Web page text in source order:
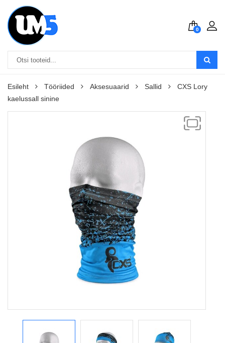
0
Esileht Tööriided Aksesuaarid Sallid
CXS Lory
kaelussall sinine